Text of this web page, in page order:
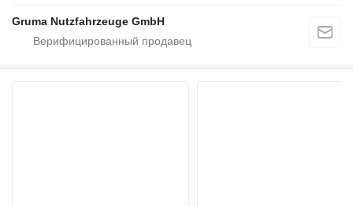
Gruma Nutzfahrzeuge GmbH